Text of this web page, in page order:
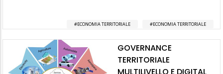
ECONOMIA TERRITORIALE ECONOMIA TERRITORIALE
GOVERNANCE
TERRITORIALE